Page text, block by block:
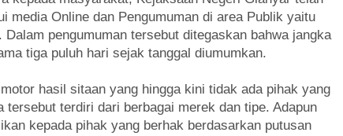
media Online dan Pengumuman di area Publik yaitu
pengumuman tersebut ditegaskan bahwa jangka
tiga puluh hari sejak tanggal diumumkan.
hasil sitaan yang hingga kini tidak ada pihak yang
terdiri dari berbagai merek dan tipe. Adapun
kepada pihak yang berhak berdasarkan putusan